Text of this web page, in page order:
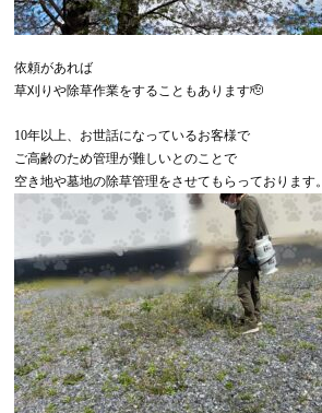
依頼があれば
草刈りや除草作業をすることもあります🫡
10年以上、お世話になっているお客様で
ご高齢のため管理が難しいとのことで
空き地や墓地の除草管理をさせてもらっております。